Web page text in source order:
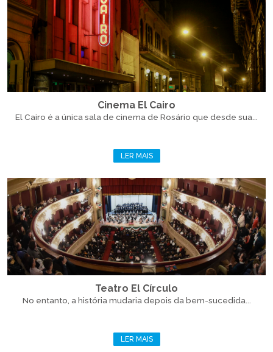
Cinema El Cairo
El Cairo é a única sala de cinema de Rosário que desde sua...
LER MAIS
Teatro El Círculo
No entanto, a história mudaria depois da bem-sucedida...
LER MAIS